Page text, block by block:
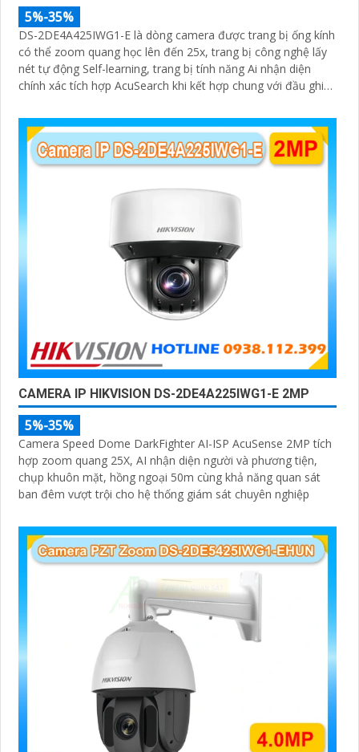
5%-35%
DS-2DE4A425IWG1-E là dòng camera được trang bị ống kính
có thể zoom quang học lên đến 25x, trang bị công nghệ lấy
nét tự động Self-learning, trang bị tính năng Ai nhận diện
chính xác tích hợp AcuSearch khi kết hợp chung với đầu ghi
CAMERA IP HIKVISION DS-2DE4A225IWG1-E 2MP
5%-35%
Camera Speed Dome DarkFighter AI-ISP AcuSense 2MP tích
hợp zoom quang 25X, AI nhận diện người và phương tiện,
chụp khuôn mặt, hồng ngoại 50m cùng khả năng quan sát
ban đêm vượt trội cho hệ thống giám sát chuyên nghiệp